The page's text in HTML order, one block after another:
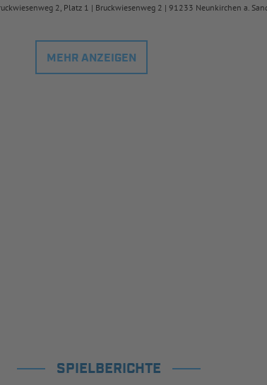
2, Platz 1 | Bruckwiesenweg 2 | 91233 Neunkirchen a.
MEHR ANZEIGEN
SPIELBERICHTE